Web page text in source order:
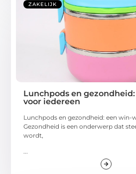
ZAKELIJK
Lunchpods en
voor iedereen
Lunchpods en gezondheid: een win-
Gezondheid is een onderwerp dat
wordt,
...